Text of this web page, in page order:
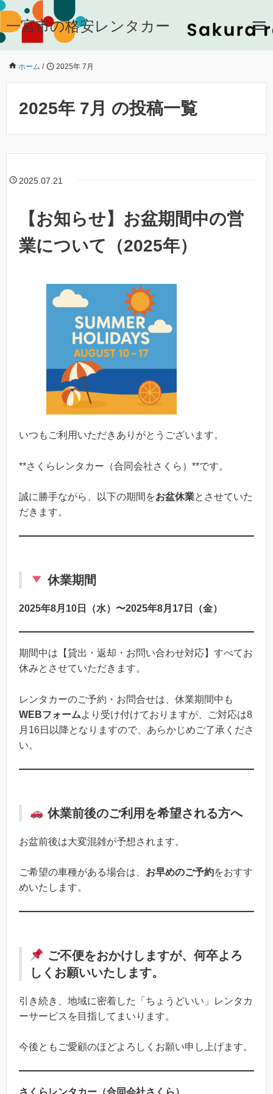
一宮市の格安レンタカー
ホーム / 2025年 7月
2025年 7月 の投稿一覧
2025.07.21
【お知らせ】お盆期間中の営
業について（2025年）
いつもご利用いただきありがとうございます。
**さくらレンタカー（合同会社さくら）**です。
誠に勝手ながら、以下の期間をお盆休業とさせていた
だきます。
休業期間
2025年8月10日（水）〜2025年8月17日（金）
期間中は【貸出・返却・お問い合わせ対応】すべてお
休みとさせていただきます。
レンタカーのご予約・お問合せは、休業期間中も
WEBフォームより受け付けておりますが、ご対応は8
月16日以降となりますので、あらかじめご了承くださ
い。
休業前後のご利用を希望される方へ
お盆前後は大変混雑が予想されます。
ご希望の車種がある場合は、 お早めのご予約をおすす
めいたします。
ご不便をおかけしますが、何卒よろ
しくお願いいたします。
引き続き、地域に密着した「ちょうどいい」レンタカ
ーサービスを目指してまいります。
今後ともご愛顧のほどよろしくお願い申し上げます。
さくらレンタカー（合同会社さくら）